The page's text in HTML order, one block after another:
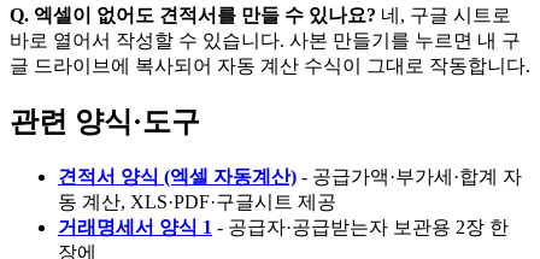
Q. 엑셀이 없어도 견적서를 만들 수 있나요? 네, 구글 시트로
바로 열어서 작성할 수 있습니다. 사본 만들기를 누르면 내 구
글 드라이브에 복사되어 자동 계산 수식이 그대로 작동합니다.
관련 양식·도구
견적서 양식 (엑셀 자동계산) - 공급가액·부가세·합계 자
동 계산, XLS·PDF·구글시트 제공
거래명세서 양식 1 - 공급자·공급받는자 보관용 2장 한
장에